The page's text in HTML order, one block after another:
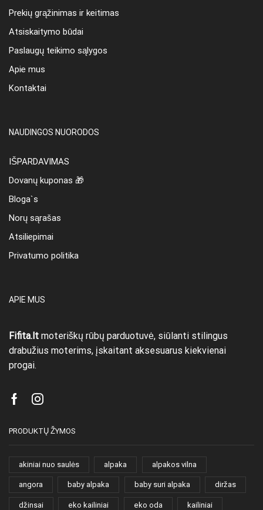
Prekių grąžinimas ir keitimas
Atsiskaitymo būdai
Paslaugų teikimo sąlygos
Apie mus
Kontaktai
NAUDINGOS NUORODOS
IŠPARDAVIMAS
Dovanų kuponas 🎁
Bloga`s
Norų sąrašas
Atsiliepimai
Privatumo politika
APIE MUS
Fifita.lt moteriškų rūbų parduotuvė, siūlanti stilingus
drabužius moterims, įskaitant aksesuarus kiekvienai
progai.
FacebookInstagram
PRODUKTŲ ŽYMOS
akiniai nuo saulės alpaka alpakos vilna
angora baby alpaka baby suri alpaka diržas
džinsai eko kailiniai eko oda kailiniai